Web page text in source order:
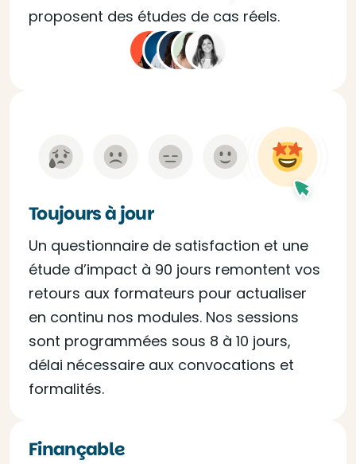
proposent des études de cas réels.
Toujours à jour
Un questionnaire de satisfaction et une
étude d’impact à 90 jours remontent vos
retours aux formateurs pour actualiser
en continu nos modules. Nos sessions
sont programmées sous 8 à 10 jours,
délai nécessaire aux convocations et
formalités.
Finançable